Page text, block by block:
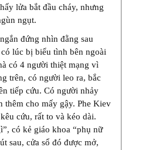
lửa bắt đầu cháy, nhưng
ngụt.
đứng nhìn đằng sau
lúc bị biểu tình bên ngoài
có 4 người thiệt mạng vì
trên, có người leo ra, bắc
tiếp cứu. Có người nhảy
thêm cho mấy gậy. Phe Kiev
cứu, rất to và kéo dài.
có kẻ giáo khoa “phụ nữ
sau, cửa sổ đó được mở,